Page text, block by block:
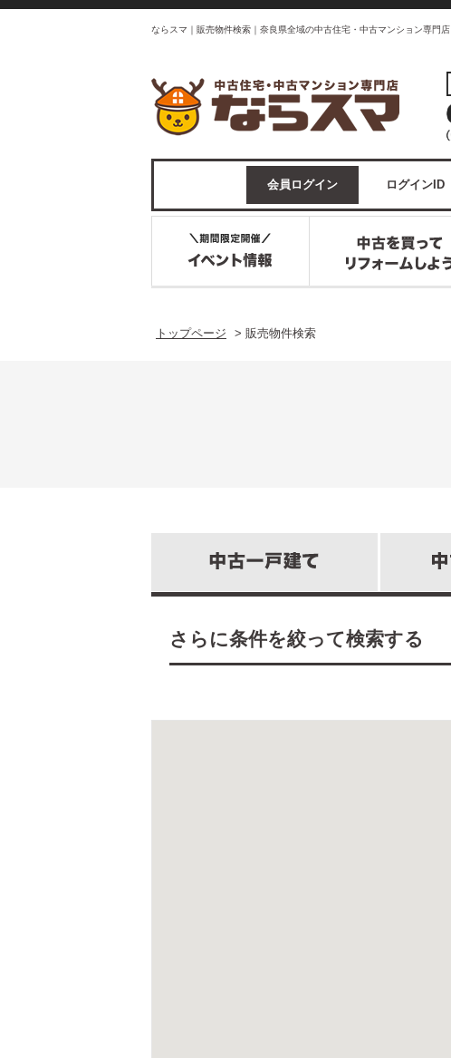
ならスマ｜販売物件検索｜奈良県全域の中古住宅・中古マンション専門店
会員ログイン ログインID
トップページ
> 販売物件検索
さらに条件を絞って検索する